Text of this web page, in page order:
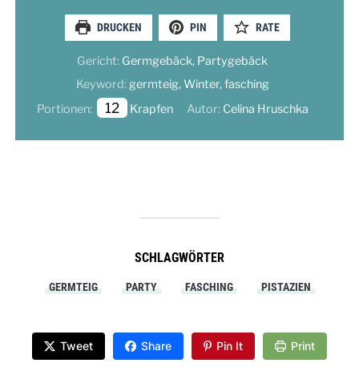
DRUCKEN PIN RATE
Gericht: Germgebäck, Partygebäck
Keyword:germteig, Winter, fasching
Portionen:
12 Krapfen Autor: Celina Hruschka
SCHLAGWÖRTER
GERMTEIG PARTY FASCHING PISTAZIEN
Tweet Share Pin It Print